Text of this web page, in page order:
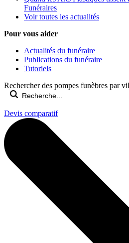
Funéraires
Voir toutes les actualités
Pour vous aider
Actualités du funéraire
Publications du funéraire
Tutoriels
Rechercher des pompes funèbres par
Devis comparatif